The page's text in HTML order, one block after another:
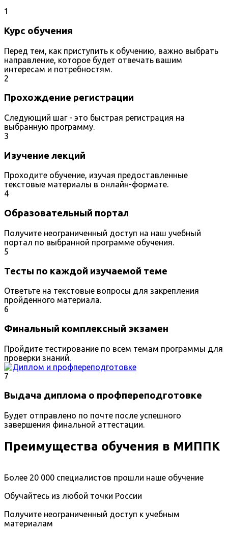
1
Курс обучения
Перед тем, как приступить к обучению, важно выбрать
направление, которое будет отвечать вашим
интересам и потребностям.
2
Прохождение регистрации
Следующий шаг - это быстрая регистрация на
выбранную программу.
3
Изучение лекций
Проходите обучение, изучая предоставленные
текстовые материалы в онлайн-формате.
4
Образовательный портал
Получите неограниченный доступ на наш учебный
портал по выбранной программе обучения.
5
Тесты по каждой изучаемой теме
Ответьте на текстовые вопросы для закрепления
пройденного материала.
6
Финальный комплексный экзамен
Пройдите тестирование по всем темам программы для
проверки знаний.
7
Выдача диплома о профпереподготовке
Будет отправлено по почте после успешного
завершения финальной аттестации.
Преимущества обучения в МИППК
Более 20 000 специалистов прошли наше обучение
Обучайтесь из любой точки России
Получите неограниченный доступ к учебным
материалам